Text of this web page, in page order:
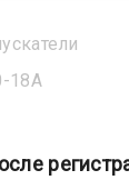
18А